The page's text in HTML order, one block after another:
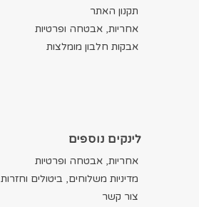
תקנון האתר
אחריות, אבטחה ופרטיות
אבקות חלבון מומלצות
לינקים נוספים
אחריות, אבטחה ופרטיות
מדיניות משלוחים, ביטולים וחזרות
צור קשר